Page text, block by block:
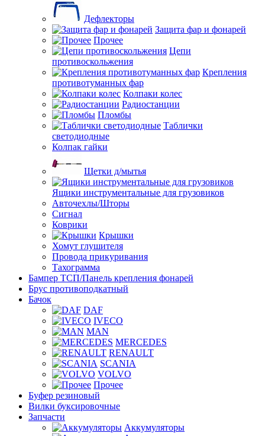
Дефлекторы
Защита фар и фонарей
Прочее
Цепи
противоскольжения
Крепления
противотуманных фар
Колпаки колес
Радиостанции
Пломбы
Таблички
светодиодные
Колпак гайки
Щетки д/мытья
Ящики инструментальные для грузовиков
Авточехлы/Шторы
Сигнал
Коврики
Крышки
Хомут глушителя
Провода прикуривания
Тахограмма
Бампер ТСП/Панель крепления фонарей
Брус противоподкатный
Бачок
DAF
IVECO
MAN
MERCEDES
RENAULT
SCANIA
VOLVO
Прочее
Буфер резиновый
Вилки буксировочные
Запчасти
Аккумуляторы